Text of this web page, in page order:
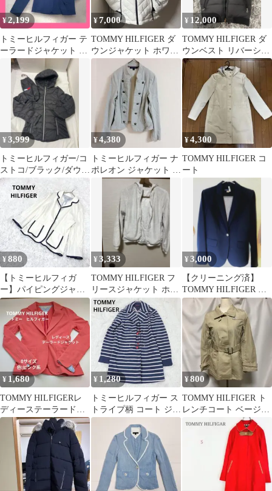
¥2,199
トミーヒルフィガー テ
ーラードジャケット S
ネイビー ストレッチ 小
¥7,000
TOMMY HILFIGER ダ
ウンジャケット ホワイ
ト M
¥ 12,000
TOMMY HILFIGER ダ
ウンベスト リバーシブ
ル フード付き
¥3,999
トミーヒルフィガー/コ
ストコ/ブラック/ダウン
ジャケット/収納袋付き
¥4,380
トミーヒルフィガー ナ
ポレオン ジャケット ス
タンドカラー 長袖 M
¥4,300
TOMMY HILFIGER コ
ート
¥880
【トミーヒルフィガ
ー】パイピングジャケ
ット 白 ストライプ
Y2K 00s
¥3,333
TOMMY HILFIGER フ
リースジャケット ホワ
イト ボア XSサイズ
¥3,000
【クリーニング済】
TOMMY HILFIGER テ
ーラードジャケット
¥ 1,680
TOMMY HILFIGERレ
ディーステーラードジ
ャケットピンク0(ゼロ)
サイズ
¥ 1,280
トミーヒルフィガー ス
トライプ柄 コート ジャ
ケット XS 青白 マリン
スタイル
¥800
TOMMY HILFIGER ト
レンチコート ベージュ
ベルト付 0